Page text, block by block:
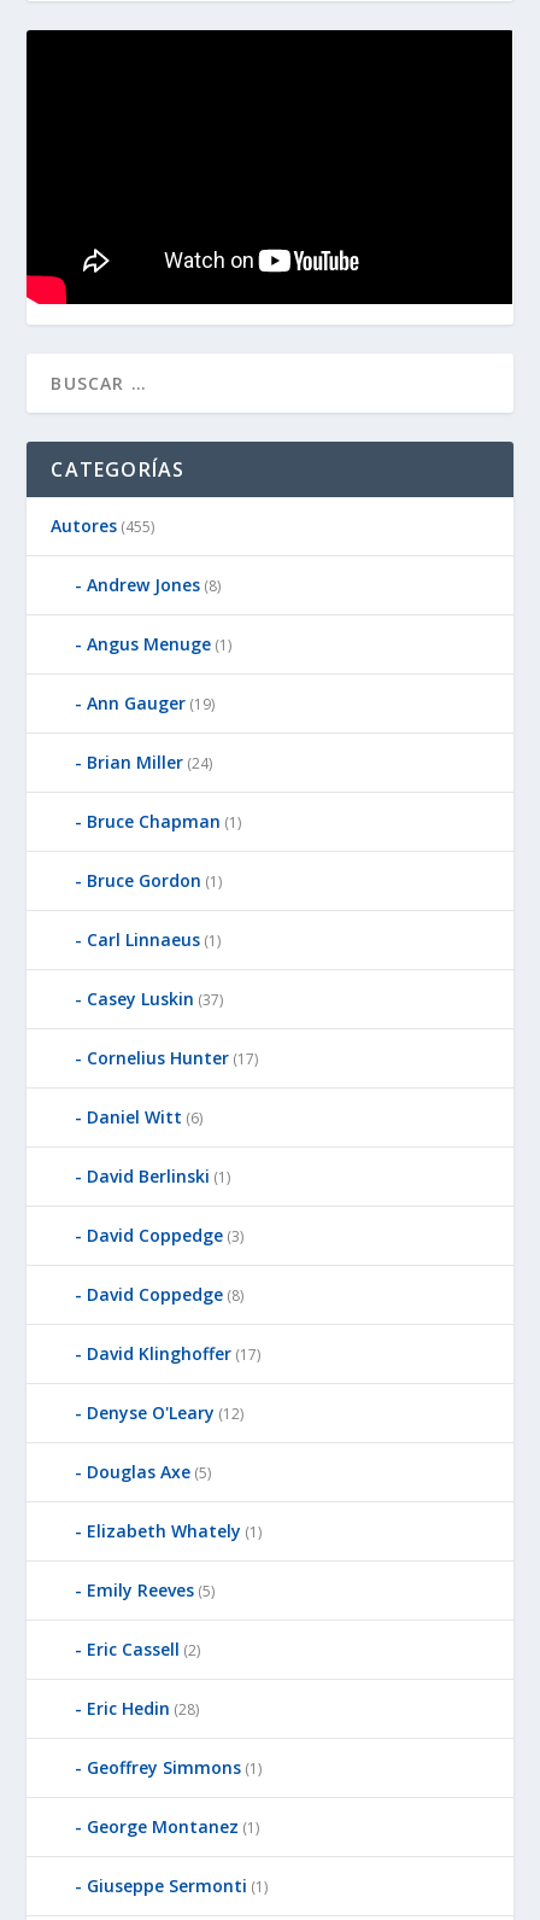
CATEGORÍAS
Autores (455)
Andrew Jones (8)
Angus Menuge (1)
Ann Gauger (19)
Brian Miller (24)
Bruce Chapman (1)
Bruce Gordon (1)
Carl Linnaeus (1)
Casey Luskin (37)
Cornelius Hunter (17)
Daniel Witt (6)
David Berlinski (1)
David Coppedge (3)
David Coppedge (8)
David Klinghoffer (17)
Denyse O'Leary (12)
Douglas Axe (5)
Elizabeth Whately (1)
Emily Reeves (5)
Eric Cassell (2)
Eric Hedin (28)
Geoffrey Simmons (1)
George Montanez (1)
Giuseppe Sermonti (1)